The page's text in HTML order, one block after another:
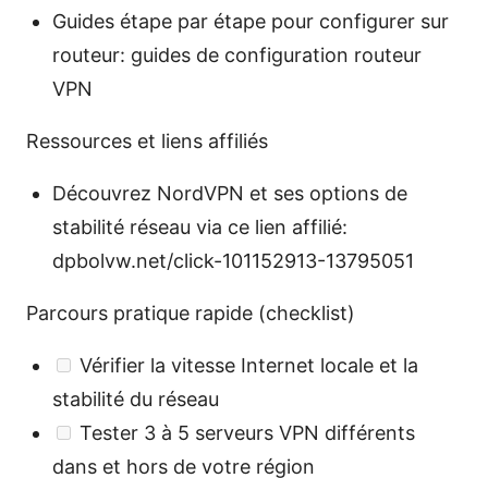
Guides étape par étape pour configurer sur
routeur: guides de configuration routeur
VPN
Ressources et liens affiliés
Découvrez NordVPN et ses options de
stabilité réseau via ce lien affilié:
dpbolvw.net/click-101152913-13795051
Parcours pratique rapide (checklist)
Vérifier la vitesse Internet locale et la
stabilité du réseau
Tester 3 à 5 serveurs VPN différents
dans et hors de votre région